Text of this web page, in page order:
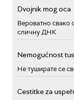
Dvojnik mog oca
Вероватно свако
сличну ДНК
Nemogućnost
Не туширате се
Cestitke za uspeh